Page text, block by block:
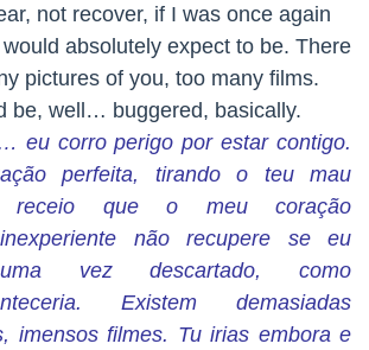
not recover, if I was once again
absolutely expect to be. There
pictures of you, too many films.
be, well… buggered, basically.
eu corro perigo por estar contigo.
perfeita, tirando o teu mau
receio que o meu coração
não recupere se eu
vez descartado, como
Existem demasiadas
imensos filmes. Tu irias embora e